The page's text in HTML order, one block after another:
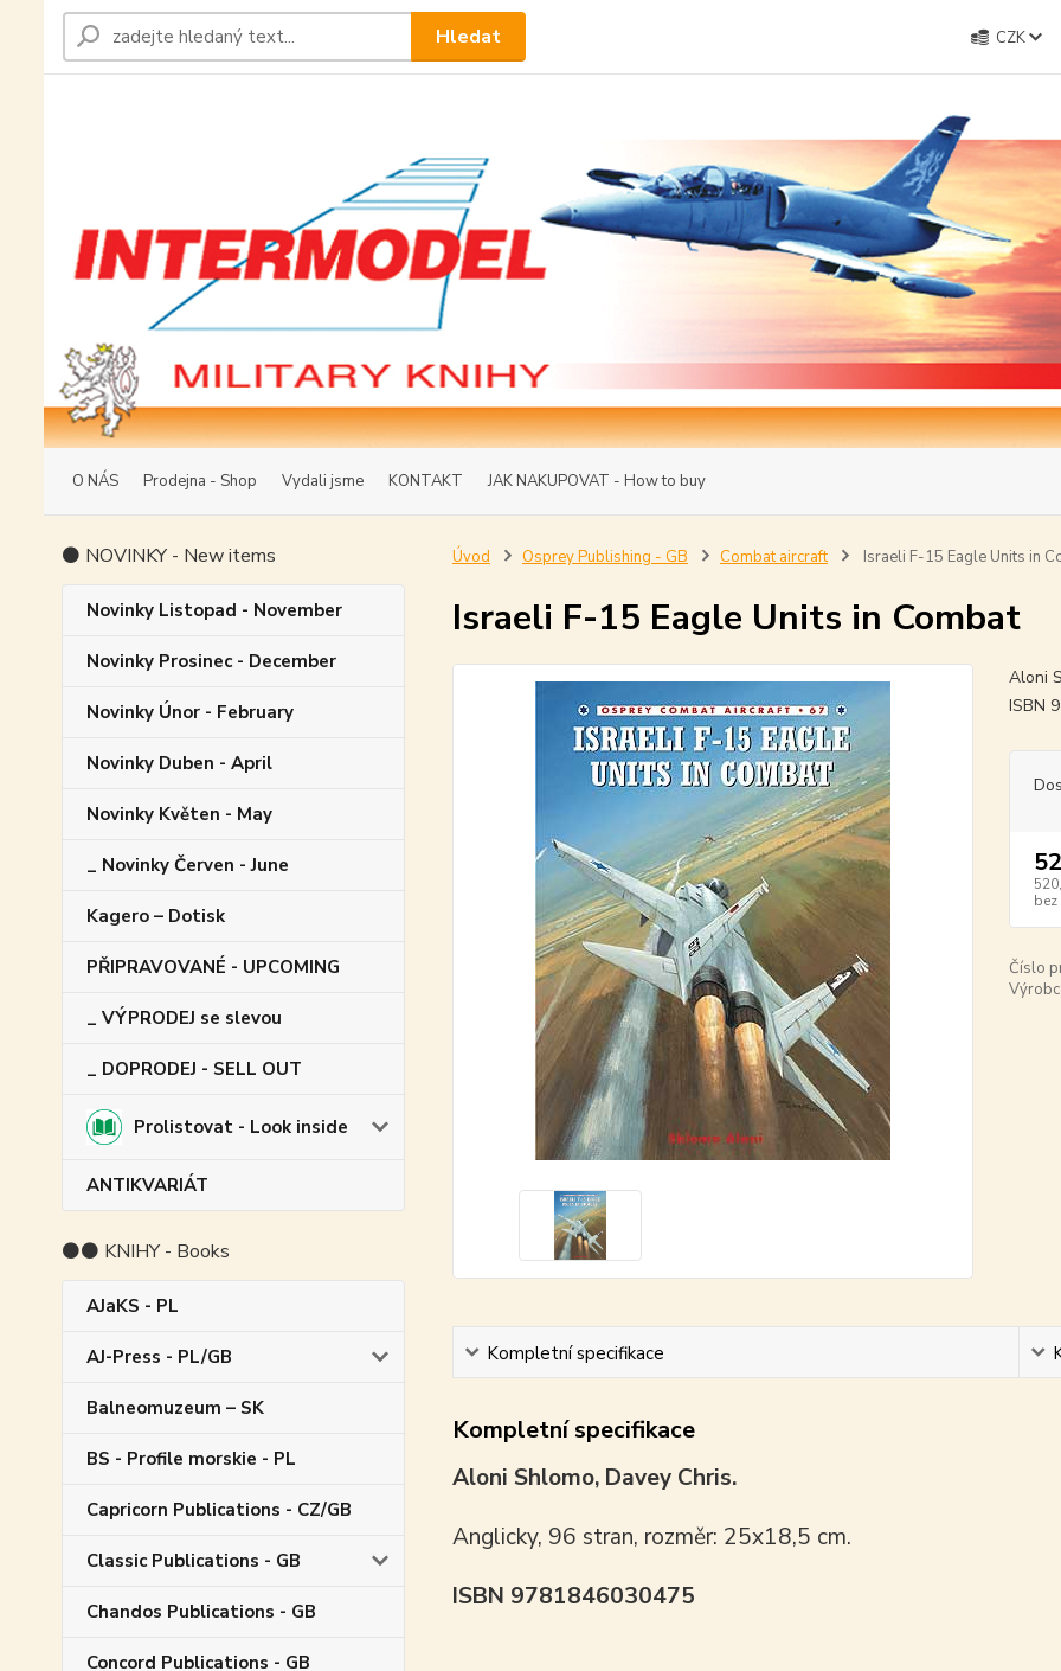
O NÁS Prodejna - Shop Vydali jsme KONTAKT JAK NAKUPOVAT - How to buy
CZK
Hledat
⚫ NOVINKY - New items
Novinky Listopad - November
Novinky Prosinec - December
Novinky Únor - February
Novinky Duben - April
Novinky Květen - May
_ Novinky Červen - June
Kagero – Dotisk
PŘIPRAVOVANÉ - UPCOMING
_ VÝPRODEJ se slevou
_ DOPRODEJ - SELL OUT
Prolistovat - Look inside
ANTIKVARIÁT
⚫⚫ KNIHY - Books
AJaKS - PL
AJ-Press - PL/GB
Balneomuzeum – SK
BS - Profile morskie - PL
Capricorn Publications - CZ/GB
Classic Publications - GB
Chandos Publications - GB
Concord Publications - GB
Úvod Osprey Publishing - GB Combat aircraft Israeli F-15 Eagle Units in
Israeli F-15 Eagle Units in Combat
Aloni
ISBN
bez
Číslo
Kompletní specifikace
Kompletní specifikace
Aloni Shlomo, Davey Chris.
Anglicky, 96 stran, rozměr: 25x18,5 cm.
ISBN 9781846030475